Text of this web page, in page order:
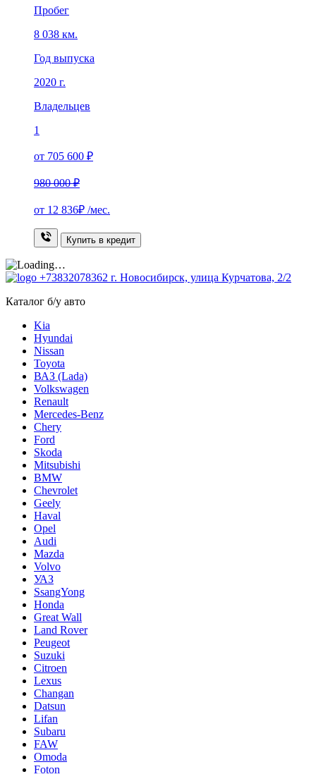
Пробег
8 038 км.
Год выпуска
2020 г.
Владельцев
1
от 705 600 ₽
980 000 ₽
от 12 836₽ /мес.
Купить в кредит
+73832078362 г. Новосибирск, улица Курчатова, 2/2
Каталог б/у авто
Kia
Hyundai
Nissan
Toyota
ВАЗ (Lada)
Volkswagen
Renault
Mercedes-Benz
Chery
Ford
Skoda
Mitsubishi
BMW
Chevrolet
Geely
Haval
Opel
Audi
Mazda
Volvo
УАЗ
SsangYong
Honda
Great Wall
Land Rover
Peugeot
Suzuki
Citroen
Lexus
Changan
Datsun
Lifan
Subaru
FAW
Omoda
Foton